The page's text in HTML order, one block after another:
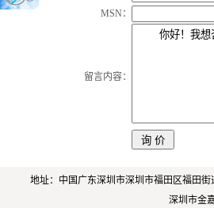
MSN：
留言内容：
地址：中国广东深圳市深圳市福田区福田
深圳市金